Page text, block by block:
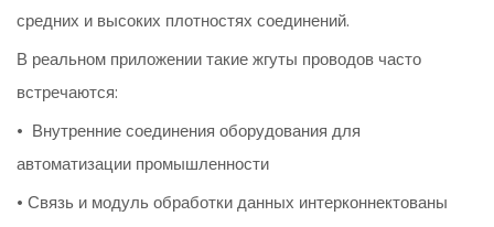
средних и высоких плотностях соединений.
В реальном приложении такие жгуты проводов часто
встречаются:
• Внутренние соединения оборудования для
автоматизации промышленности
• Связь и модуль обработки данных интерконнектованы